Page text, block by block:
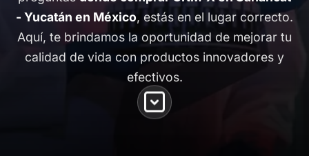
- Yucatán en México, estás en el lugar correcto.
Aquí, te brindamos la oportunidad de mejorar tu
calidad de vida con productos innovadores y
efectivos.